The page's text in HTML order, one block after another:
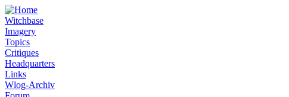
Witchbase
Imagery
Topics
Critiques
Headquarters
Links
Wlog-Archiv